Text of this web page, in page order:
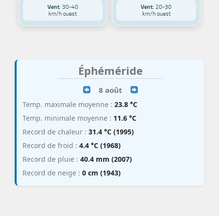
Vent:30-40
km/h ouest
Vent: 20-30
km/h ouest
Éphéméride
8 août
Temp. maximale moyenne : 23.8 °C
Temp. minimale moyenne : 11.6 °C
Record de chaleur : 31.4 °C (1995)
Record de froid : 4.4 °C (1968)
Record de pluie : 40.4 mm (2007)
Record de neige : 0 cm (1943)